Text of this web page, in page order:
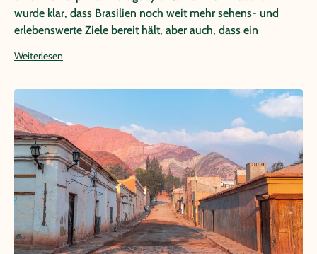
wurde klar, dass Brasilien noch weit mehr sehens- und
erlebenswerte Ziele bereit hält, aber auch, dass ein
unbedingt zu empfehlen ist, Brasilien in mehreren
Weiterlesen